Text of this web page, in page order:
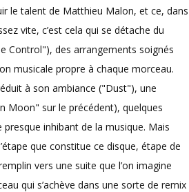
le talent de Matthieu Malon, et ce, dans
vite, c’est cela qui se détache du
Control"), des arrangements soignés
musicale propre à chaque morceau.
à son ambiance ("Dust"), une
Moon" sur le précédent), quelques
inhibant de la musique. Mais
que constitue ce disque, étape de
vers une suite que l’on imagine
qui s’achève dans une sorte de remix